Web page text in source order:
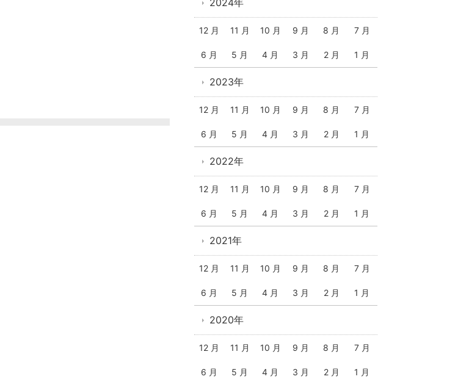
2024年
12 月 11 月 10 月 9 月 8 月 7 月
6 月 5 月 4 月 3 月 2 月 1 月
2023年
12 月 11 月 10 月 9 月 8 月 7 月
6 月 5 月 4 月 3 月 2 月 1 月
2022年
12 月 11 月 10 月 9 月 8 月 7 月
6 月 5 月 4 月 3 月 2 月 1 月
2021年
12 月 11 月 10 月 9 月 8 月 7 月
6 月 5 月 4 月 3 月 2 月 1 月
2020年
12 月 11 月 10 月 9 月 8 月 7 月
6 月 5 月 4 月 3 月 2 月 1 月